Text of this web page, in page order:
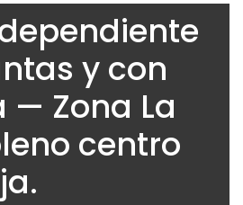
y con
— Zona La
centro